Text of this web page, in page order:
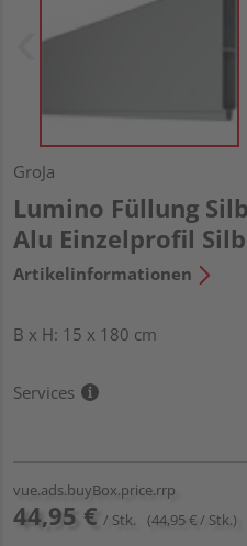
GroJa
Lumino Füllung
Alu Einzelprofil
Artikelinformationen
B x H: 15 x 180 cm
Services
vue.ads.buyBox.price.rrp
44,95 € / Stk. (44,95 € / Stk.)